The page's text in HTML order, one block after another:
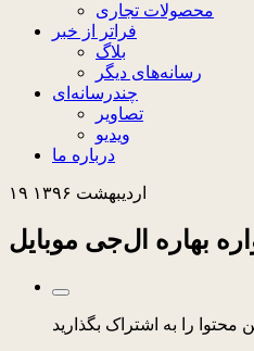
محصولات تجاری
فراتر از خبر
بلاگ
رسانه‌های دیگر
چندرسانه‌ای
تصاویر
ویدیو
درباره ما
۱۹ اردیبهشت ۱۳۹۶
بهاره ال‌جی موبایل
محتوا را به اشتراک بگذارید